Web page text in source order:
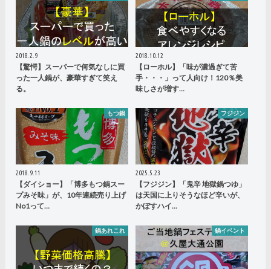
2018.2.9
【驚愕】スーパーで何気なしに買
った一人鍋が、豪華すぎて笑え
る。
2018.10.12
【ローホル】「味が濃過ぎて苦
手・・・」って人向け！120％美
味しさが増す…
もつ鍋
2018.9.11
【ダイショー】「博多もつ鍋スー
プみそ味」が、10年連続売り上げ
No1って…
フジジン
2025.5.23
【フジジン】「鬼辛 地獄鍋つゆ」
は天国に上りそうなほど辛いが、
かぼすハイ…
鍋あれこれ 鍋イベント